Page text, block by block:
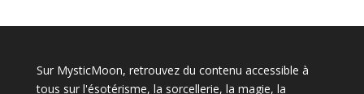
Sur MysticMoon, retrouvez du contenu accessible à
tous sur l'ésotérisme, la sorcellerie, la magie, la